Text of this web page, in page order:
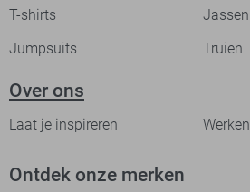
T-shirts
Jassen
Jumpsuits
Truien
Over ons
Laat je inspireren
Ontdek onze merken